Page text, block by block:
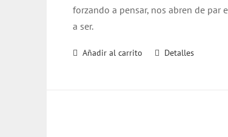
forzando a pensar, nos abren de
a ser.
Añadir al carrito Detalles